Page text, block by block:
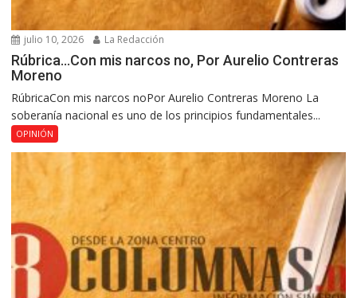
julio 10, 2026 La Redacción
Rúbrica…Con mis narcos no, Por Aurelio Contreras
Moreno
RúbricaCon mis narcos noPor Aurelio Contreras Moreno La
soberanía nacional es uno de los principios fundamentales...
OPINIÓN